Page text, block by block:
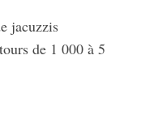
jacuzzis
de 1 000 à 5